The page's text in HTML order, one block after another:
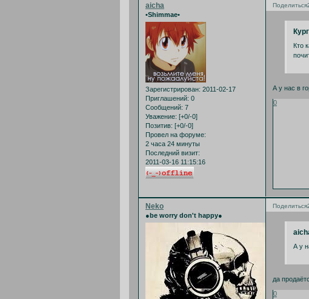
Поделиться
aicha
•Shimmae•
Зарегистрирован: 2011-02-17
Приглашений: 0
Сообщений: 7
Уважение: [+0/-0]
Позитив: [+0/-0]
Провел на форуме:
2 часа 24 минуты
Последний визит:
2011-03-16 11:15:16
Кто
А у нас в
0
Поделиться
Neko
●be worry don't happy●
А у
да
0